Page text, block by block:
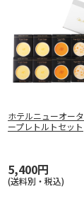
ホテルニューオー
ープレトルトセット
5,400円
(送料別・税込)